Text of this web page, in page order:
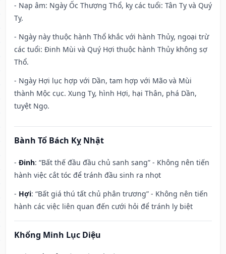
- Nạp âm: Ngày Ốc Thượng Thổ, kỵ các tuổi: Tân Tỵ và Quý
Tỵ.
- Ngày này thuộc hành Thổ khắc với hành Thủy, ngoại trừ
các tuổi: Đinh Mùi và Quý Hợi thuộc hành Thủy không sợ
Thổ.
- Ngày Hợi lục hợp với Dần, tam hợp với Mão và Mùi
thành Mộc cục. Xung Tỵ, hình Hợi, hại Thân, phá Dần,
tuyệt Ngọ.
Bành Tổ Bách Kỵ Nhật
- Đinh: “Bất thế đầu đầu chủ sanh sang” - Không nên tiến
hành việc cắt tóc để tránh đầu sinh ra nhọt
- Hợi: “Bất giá thú tất chủ phân trương” - Không nên tiến
hành các việc liên quan đến cưới hỏi để tránh ly biệt
Khổng Minh Lục Diệu